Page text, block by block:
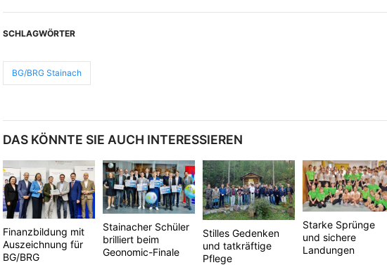
SCHLAGWÖRTER
BG/BRG Stainach
DAS KÖNNTE SIE AUCH INTERESSIEREN
Finanzbildung mit
Auszeichnung für
BG/BRG
Stainacher Schüler
brilliert beim
Geonomic-Finale
Stilles Gedenken
und tatkräftige
Pflege
Starke Sprünge
und sichere
Landungen